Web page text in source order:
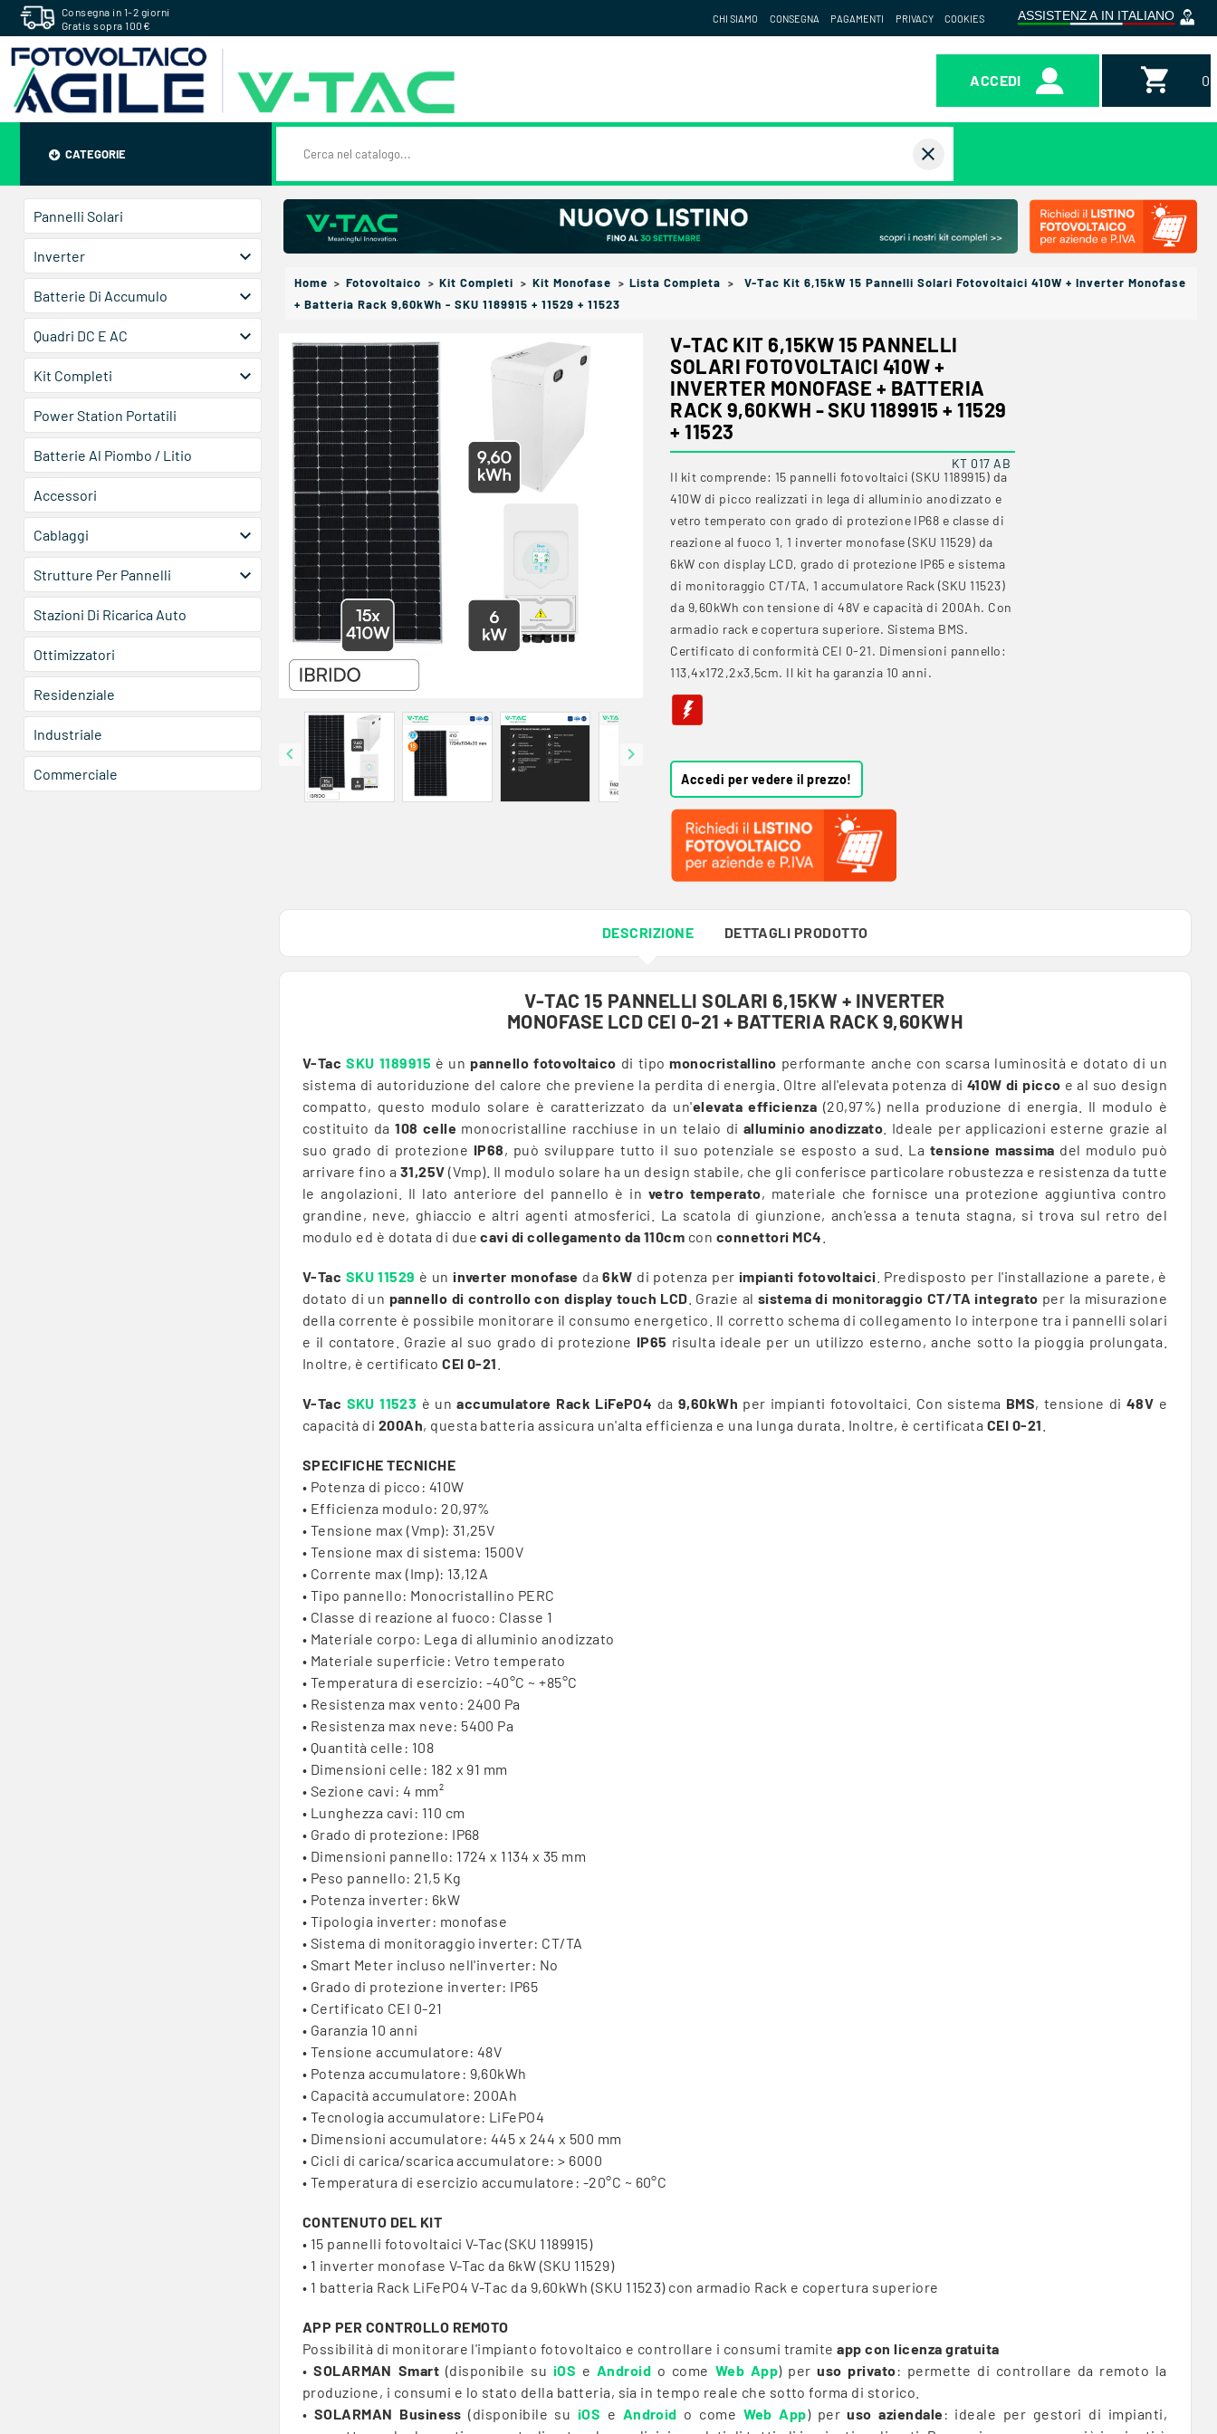
Consegna in 1-2 giorni
Gratis sopra 100€
CHI SIAMO CONSEGNA PAGAMENTI PRIVACY COOKIES
ACCEDI
CATEGORIE close
Pannelli Solari
Inverter 
Batterie Di Accumulo 
Quadri DC E AC 
Kit Completi 
Power Station Portatili
Batterie Al Piombo / Litio
Accessori
Cablaggi 
Strutture Per Pannelli 
Stazioni Di Ricarica Auto
Ottimizzatori
Residenziale
Industriale
Commerciale
Home Fotovoltaico Kit Completi Kit Monofase Lista Completa
V-Tac Kit 6,15kW 15 Pannelli Solari Fotovoltaici 410W + Inverter Monofase
+ Batteria Rack 9,60kWh - SKU 1189915 + 11529 + 11523
 
V-TAC KIT 6,15KW 15 PANNELLI
SOLARI FOTOVOLTAICI 410W +
INVERTER MONOFASE + BATTERIA
RACK 9,60KWH - SKU 1189915 + 11529
+ 11523
KT 017 AB
Il kit comprende: 15 pannelli fotovoltaici (SKU 1189915) da
410W di picco realizzati in lega di alluminio anodizzato e
vetro temperato con grado di protezione IP68 e classe di
reazione al fuoco 1, 1 inverter monofase (SKU 11529) da
6kW con display LCD, grado di protezione IP65 e sistema
di monitoraggio CT/TA, 1 accumulatore Rack (SKU 11523)
da 9,60kWh con tensione di 48V e capacità di 200Ah. Con
armadio rack e copertura superiore. Sistema BMS.
Certificato di conformità CEI 0-21. Dimensioni pannello:
113,4x172,2x3,5cm. Il kit ha garanzia 10 anni.
Accedi per vedere il prezzo!
DESCRIZIONE DETTAGLI PRODOTTO
V-TAC 15 PANNELLI SOLARI 6,15KW + INVERTER
MONOFASE LCD CEI 0-21 + BATTERIA RACK 9,60KWH
V-TacSKU 1189915 è un pannello fotovoltaico di tipomonocristallino performante anche con scarsa luminosità e dotato di un
sistema di autoriduzione del calore che previene la perdita di energia. Oltre all'elevata potenza di 410W di picco e al suo design
compatto, questo modulo solare è caratterizzato da un'elevata efficienza (20,97%) nella produzione di energia. Il modulo è
costituito da108 celle monocristalline racchiuse in un telaio di alluminio anodizzato . Ideale per applicazioni esterne grazie al
suo grado di protezione IP68, può sviluppare tutto il suo potenziale se esposto a sud. La tensione massima del modulo può
arrivare fino a 31,25V (Vmp). Il modulo solare ha un design stabile, che gli conferisce particolare robustezza e resistenza da tutte
le angolazioni. Il lato anteriore del pannello è in vetro temperato, materiale che fornisce una protezione aggiuntiva contro
grandine, neve, ghiaccio e altri agenti atmosferici. La scatola di giunzione, anch'essa a tenuta stagna, si trova sul retro del
modulo ed è dotata di duecavi di collegamento da 110cm con connettori MC4
V-Tac SKU 11529 è un inverter monofase da6kW di potenza per impianti fotovoltaici . Predisposto per l'installazione a parete, è
dotato di un pannello di controllo con display touch LCD . Grazie al sistema di monitoraggio CT/TA integrato per la misurazione
della corrente è possibile monitorare il consumo energetico. Il corretto schema di collegamento lo interpone tra i pannelli solari
e il contatore. Grazie al suo grado di protezione IP65 risulta ideale per un utilizzo esterno, anche sotto la pioggia prolungata.
Inoltre, è certificatoCEI 0-21
V-Tac SKU 11523 è unaccumulatore Rack LiFePO4 da 9,60kWh per impianti fotovoltaici. Con sistema BMS, tensione di 48V e
capacità di 200Ah, questa batteria assicura un'alta efficienza e una lunga durata. Inoltre, è certificata CEI 0-21
SPECIFICHE TECNICHE
• Potenza di picco: 410W
• Efficienza modulo: 20,97%
• Tensione max (Vmp): 31,25V
• Tensione max di sistema: 1500V
• Corrente max (Imp): 13,12A
• Tipo pannello: Monocristallino PERC
• Classe di reazione al fuoco: Classe 1
• Materiale corpo: Lega di alluminio anodizzato
• Materiale superficie: Vetro temperato
• Temperatura di esercizio: -40°C ~ +85°C
• Resistenza max vento: 2400 Pa
• Resistenza max neve: 5400 Pa
• Quantità celle: 108
• Dimensioni celle: 182 x 91 mm
• Sezione cavi: 4 mm²
• Lunghezza cavi: 110 cm
• Grado di protezione: IP68
• Dimensioni pannello: 1724 x 1134 x 35 mm
• Peso pannello: 21,5 Kg
• Potenza inverter: 6kW
• Tipologia inverter: monofase
• Sistema di monitoraggio inverter: CT/TA
• Smart Meter incluso nell'inverter: No
• Grado di protezione inverter: IP65
• Certificato CEI 0-21
• Garanzia 10 anni
• Tensione accumulatore: 48V
• Potenza accumulatore: 9,60kWh
• Capacità accumulatore: 200Ah
• Tecnologia accumulatore: LiFePO4
• Dimensioni accumulatore: 445 x 244 x 500 mm
• Cicli di carica/scarica accumulatore: > 6000
• Temperatura di esercizio accumulatore: -20°C ~ 60°C
CONTENUTO DEL KIT
• 15 pannelli fotovoltaici V-Tac (SKU 1189915)
• 1 inverter monofase V-Tac da 6kW (SKU 11529)
• 1 batteria Rack LiFePO4 V-Tac da 9,60kWh (SKU 11523) con armadio Rack e copertura superiore
APP PER CONTROLLO REMOTO
Possibilità di monitorare l'impianto fotovoltaico e controllare i consumi tramiteapp con licenza gratuita
•SOLARMAN Smart (disponibile su iOS e Android o come Web App) peruso privato: permette di controllare da remoto la
produzione, i consumi e lo stato della batteria, sia in tempo reale che sotto forma di storico.
• SOLARMAN Business (disponibile su iOS e Android o come Web App) peruso aziendale: ideale per gestori di impianti,